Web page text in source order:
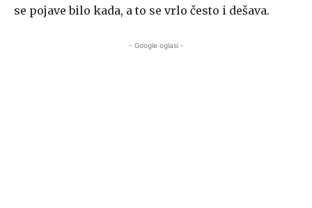
se pojave bilo kada, a to se vrlo često i dešava.
- Google oglasi -